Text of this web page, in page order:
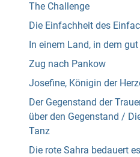
The Challenge
Die Einfachheit des
In einem Land, in dem
Zug nach Pankow
Josefine, Königin der
Der Gegenstand der
über den Gegenstand /
Tanz
Die rote Sahra bedauert